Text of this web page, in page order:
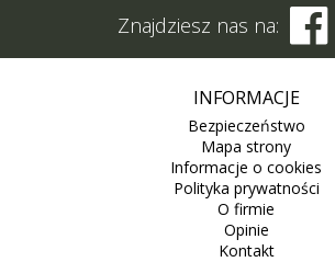
Znajdziesz nas na: 
INFORMACJE
Bezpieczeństwo
Mapa strony
Informacje o cookies
Polityka prywatności
O firmie
Opinie
Kontakt